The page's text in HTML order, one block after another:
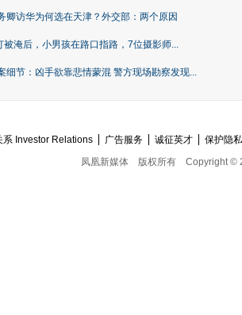
卿访华为何选在天津？外交部：两个原因
被淹后，小男孩在路口指路，7位摄影师...
细节：凶手欲靠悲情蒙混 警方现场勘察发现...
系 Investor Relations 广告服务 诚征英才
保护隐
凤凰新媒体
版权所有 Copyright ©